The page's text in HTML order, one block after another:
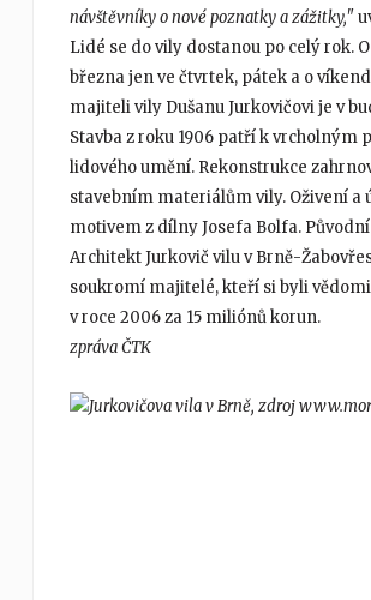
návštěvníky o nové poznatky a zážitky,"
Lidé se do vily dostanou po celý rok.
března jen ve čtvrtek, pátek a o
majiteli vily Dušanu Jurkovičovi je v
Stavba z roku 1906 patří k
lidového umění. Rekonstrukce
stavebním materiálům vily. Oživení a
motivem z dílny Josefa Bolfa.
Architekt Jurkovič vilu v Brně-
soukromí majitelé, kteří si byli
v roce 2006 za 15 miliónů korun.
zpráva ČTK